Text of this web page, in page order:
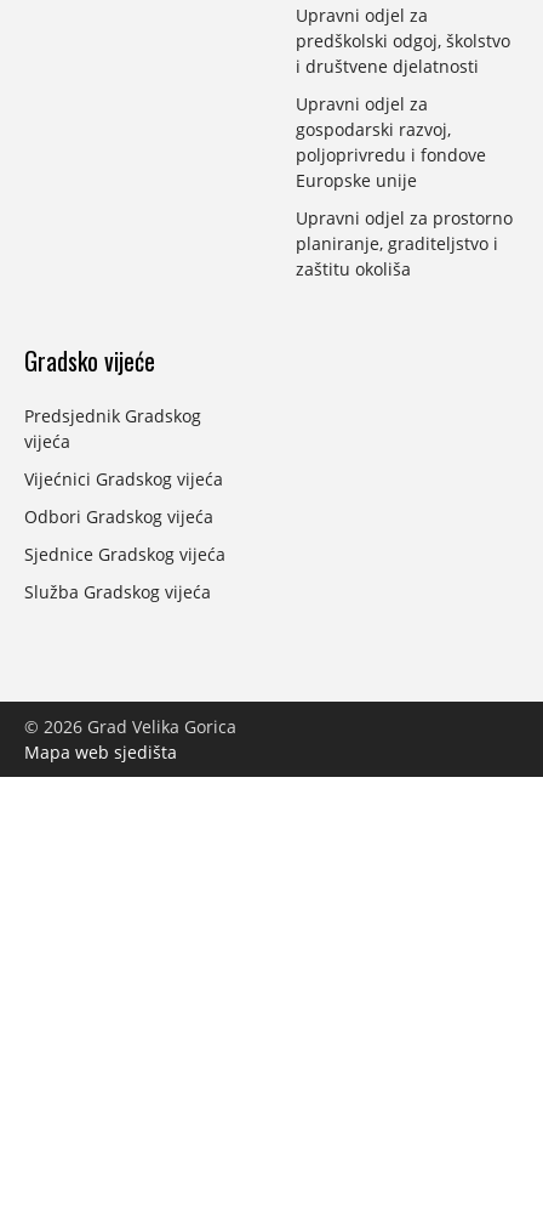
Upravni odjel za
predškolski odgoj, školstvo
i društvene djelatnosti
Upravni odjel za
gospodarski razvoj,
poljoprivredu i fondove
Europske unije
Upravni odjel za prostorno
planiranje, graditeljstvo i
zaštitu okoliša
Gradsko vijeće
Predsjednik Gradskog
vijeća
Vijećnici Gradskog vijeća
Odbori Gradskog vijeća
Sjednice Gradskog vijeća
Služba Gradskog vijeća
© 2026 Grad Velika Gorica
Mapa web sjedišta